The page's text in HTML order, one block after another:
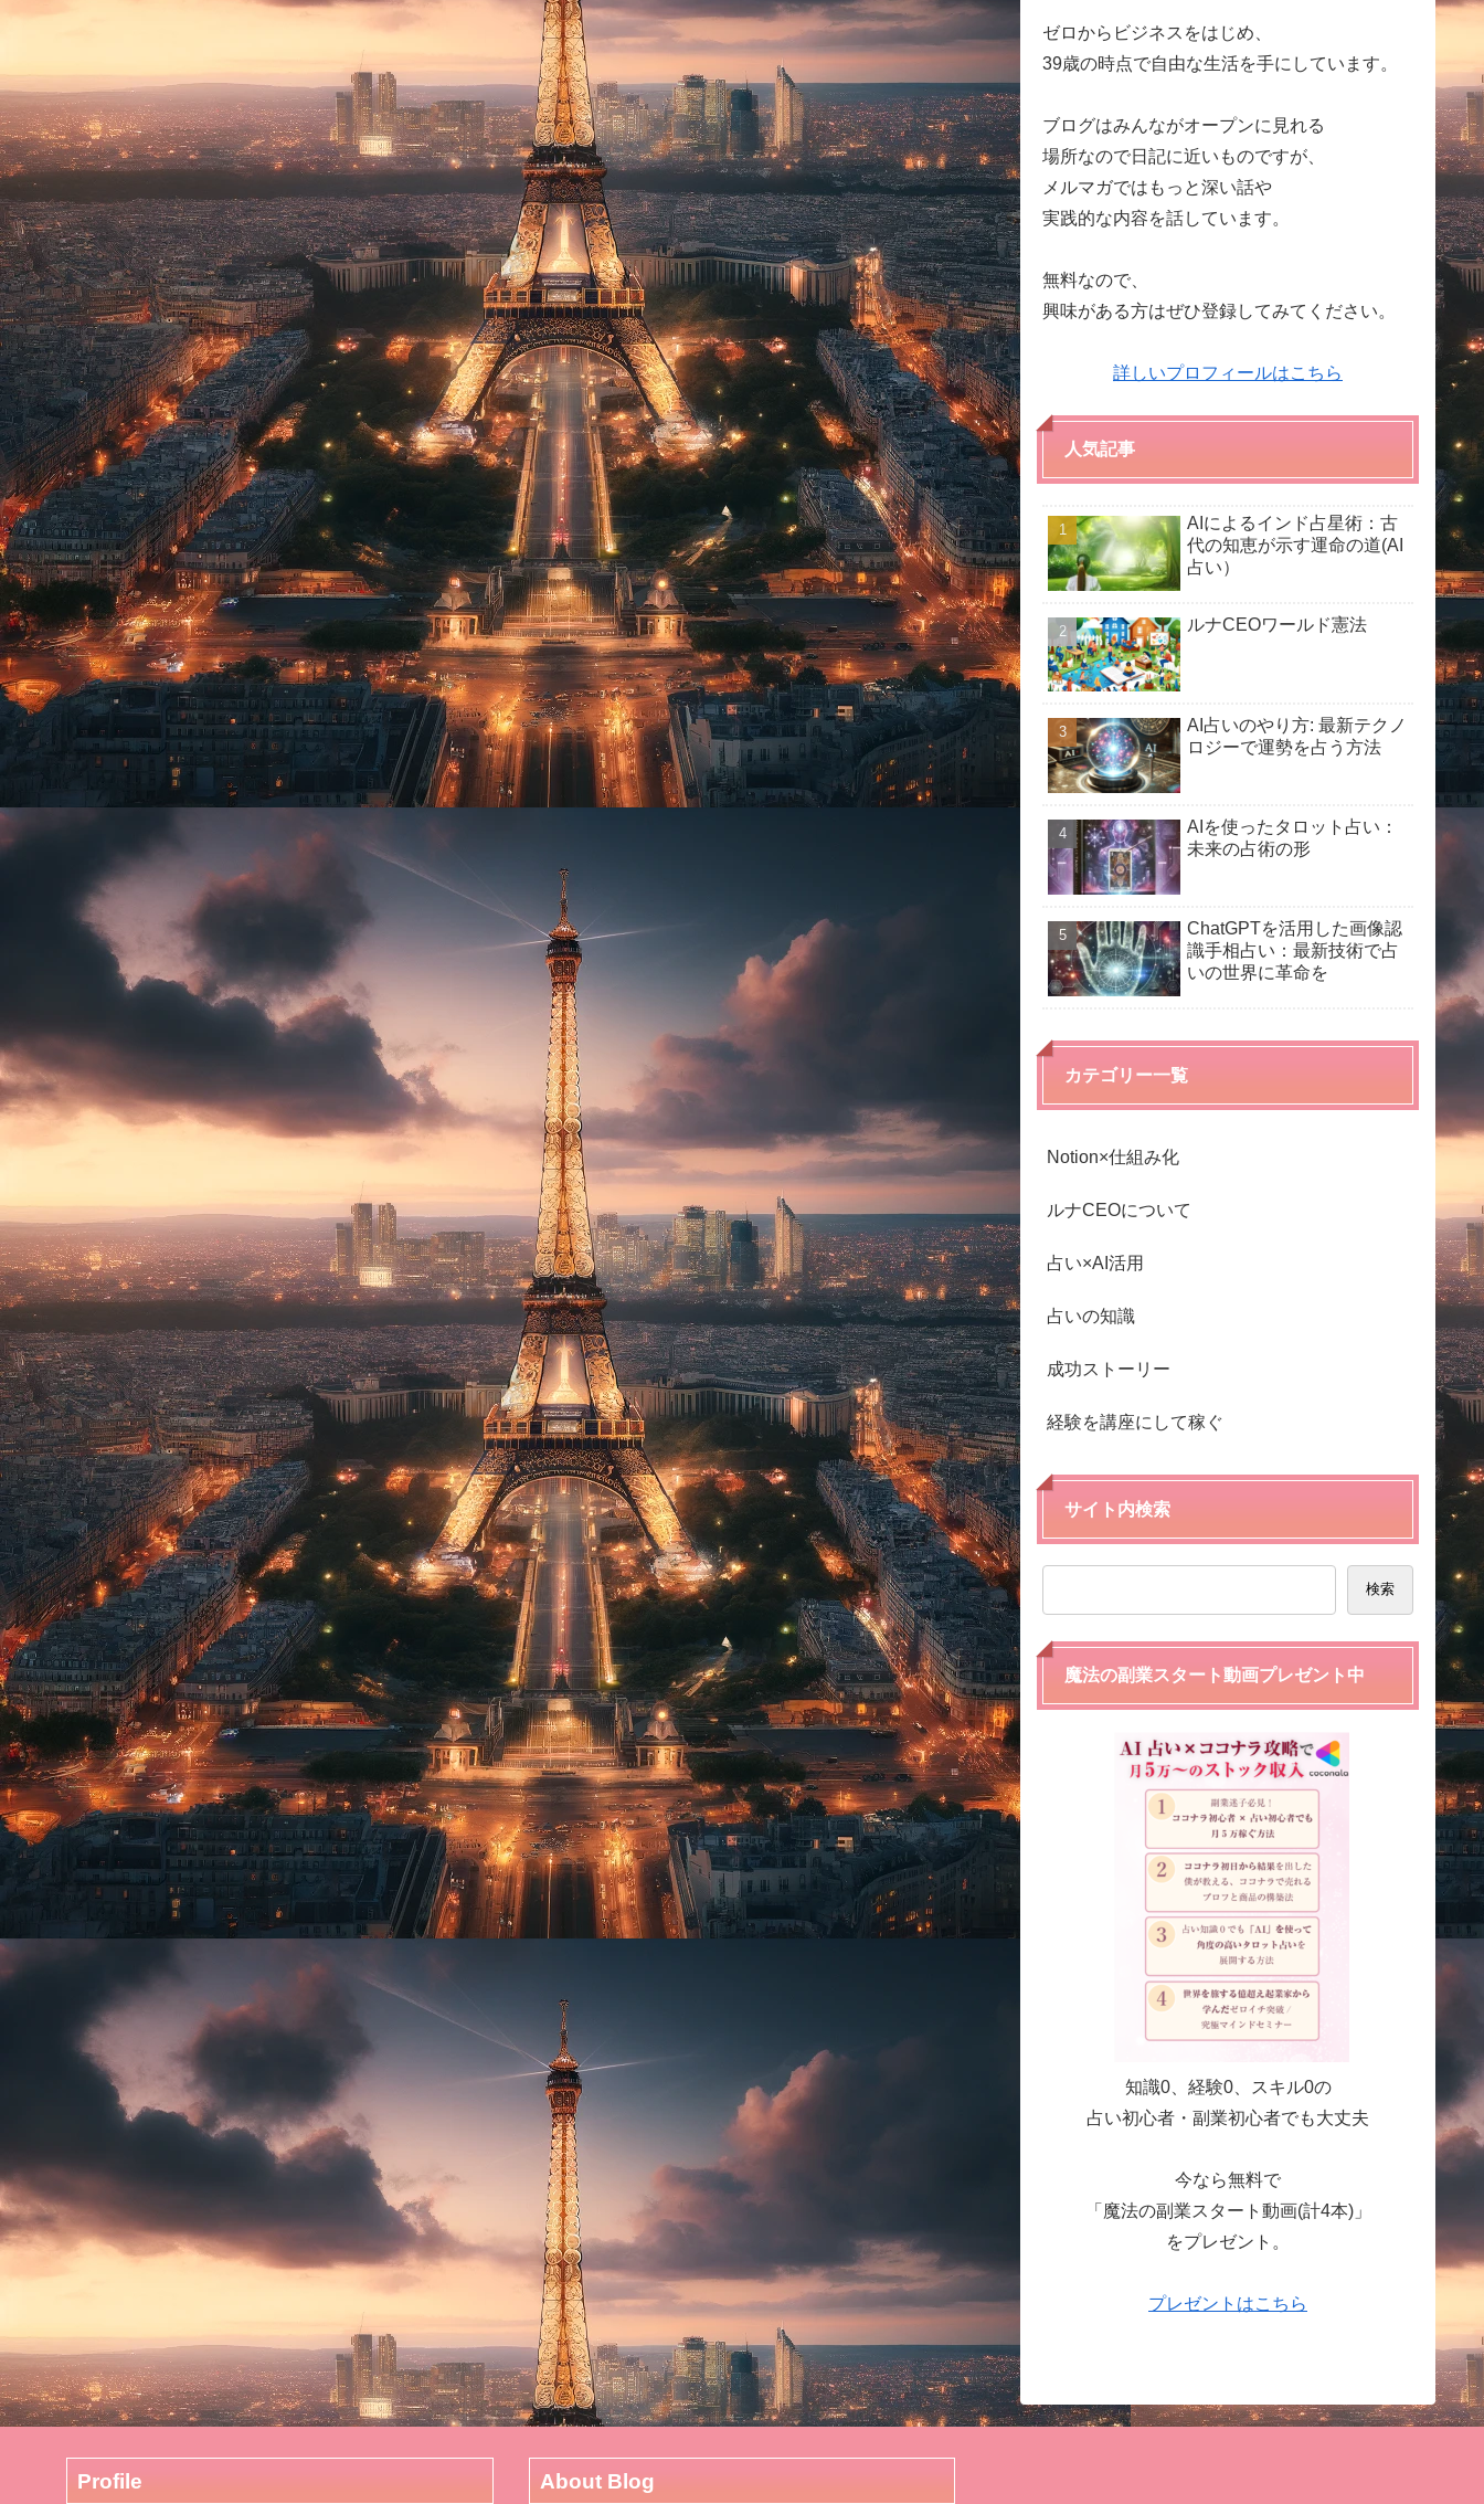
ゼロからビジネスをはじめ、
39歳の時点で自由な生活を手にしています。
ブログはみんながオープンに見れる
場所なので日記に近いものですが、
メルマガではもっと深い話や
実践的な内容を話しています。
無料なので、
興味がある方はぜひ登録してみてください。
詳しいプロフィールはこちら
人気記事
AIによるインド占星術：古
代の知恵が示す運命の道(AI
占い）
ルナCEOワールド憲法
AI占いのやり方: 最新テクノ
ロジーで運勢を占う方法
AIを使ったタロット占い：
未来の占術の形
ChatGPTを活用した画像認
識手相占い：最新技術で占
いの世界に革命を
カテゴリー一覧
Notion×仕組み化
ルナCEOについて
占い×AI活用
占いの知識
成功ストーリー
経験を講座にして稼ぐ
サイト内検索
検索
魔法の副業スタート動画プレゼント中
知識0、経験0、スキル0の
占い初心者・副業初心者でも大丈夫
今なら無料で
「魔法の副業スタート動画(計4本)」
をプレゼント。
プレゼントはこちら
Profile About Blog